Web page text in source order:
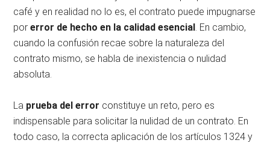
café y en realidad no lo es, el contrato puede impugnarse
porerror de hecho en la calidad esencial . En cambio,
cuando la confusión recae sobre la naturaleza del
contrato mismo, se habla de inexistencia o nulidad
absoluta.
La prueba del error constituye un reto, pero es
indispensable para solicitar la nulidad de un contrato. En
todo caso, la correcta aplicación de los artículos 1324 y